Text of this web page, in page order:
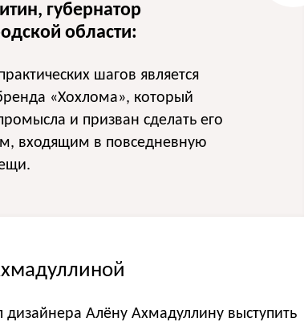
губернатор
области:
шагов является
«Хохлома», который
и призван сделать его
входящим в повседневную
Алёну Ахмадуллину выступить